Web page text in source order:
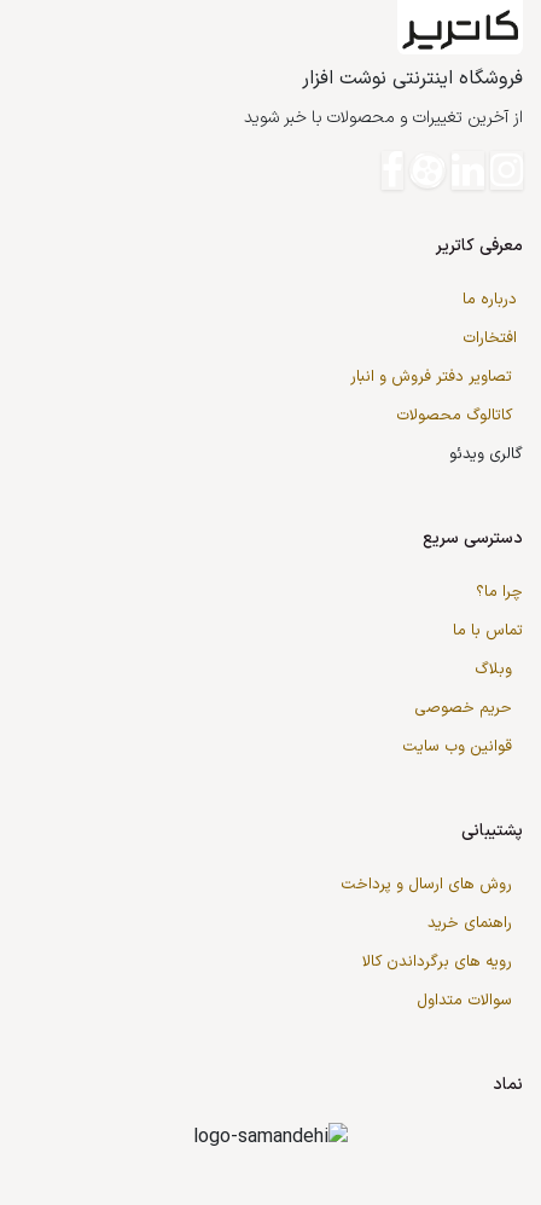
فروشگاه اینترنتی نوشت افزار
از آخرین تغییرات و محصولات با خبر شوید
معرفی کاتریر
درباره ما
افتخارات
تصاویر دفتر فروش و انبار
کاتالوگ محصولات
گالری ویدئو
دسترسی سریع
چرا ما؟
تماس با ما
وبلاگ
حریم خصوصی
قوانین وب سایت
پشتیبانی
روش های ارسال و پرداخت
راهنمای خرید
رویه های برگرداندن کالا
سوالات متداول
نماد